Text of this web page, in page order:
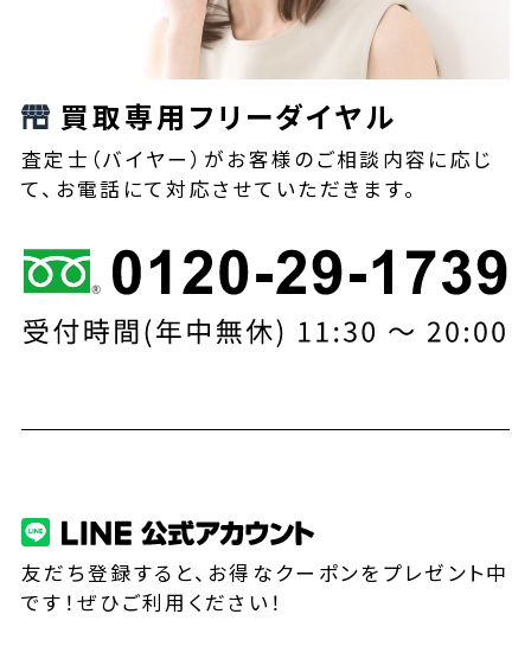
買取専用フリーダイヤル
査定士（バイヤー）がお客様のご相談内容に応じ
て、お電話にて対応させていただきます。
友だち登録すると、お得なクーポンをプレゼント中
です！ぜひご利用ください！